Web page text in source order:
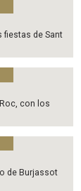
fiestas de Sant
con los
de Burjassot